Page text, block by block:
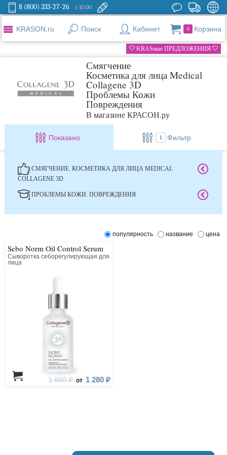
8 (800) 333-27-26 с 10:00
KRASON.ru Поиск Кабинет 0 Корзина
KRASные ПРЕДЛОЖЕНИЯ
Смягчение
Косметика для лица Medical
Collagene 3D
Проблемы Кожи
Повреждения
В магазине КРАСОН.ру
Показано 1 Фильтр
СМЯГЧЕНИЕ. КОСМЕТИКА ДЛЯ ЛИЦА MEDICAL
COLLAGENE 3D
ПРОБЛЕМЫ КОЖИ. ПОВРЕЖДЕНИЯ
популярность название цена
Sebo Norm Oil Control Serum
Сыворотка себорегулирующая для
лица
1 600 ₽ от 1 280 ₽